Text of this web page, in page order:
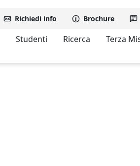
Richiedi info Brochure
Studenti Ricerca
Terza